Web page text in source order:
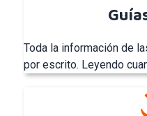
Toda la información de
por escrito. Leyendo